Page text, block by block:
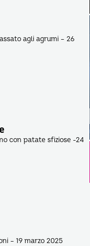
agli agrumi – 26
con patate sfiziose -24
– 19 marzo 2025